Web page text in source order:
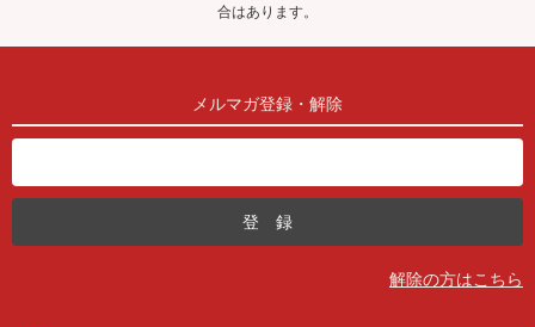
合はあります。
メルマガ登録・解除
解除の方はこちら